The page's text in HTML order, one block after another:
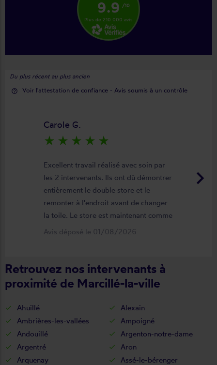
9.9 /10
Plus de 210 000 avis
Du plus récent au plus ancien
help_outline Voir l'attestation de confiance - Avis soumis à un contrôle
keyboard_arrow_right
Carole G.
star_rate star_rate star_rate star_rate star_rate
Excellent travail réalisé avec soin par
les 2 intervenants. Ils ont dû démontrer
entièrement le double store et le
remonter à l'endroit avant de changer
la toile. Le store est maintenant comme
neuf, parfaitement positionné et
Avis déposé le 01/08/2026
Retrouvez nos intervenants à
proximité de Marcillé-la-ville
Ahuillé
Alexain
Ambrières-les-vallées
Ampoigné
Andouillé
Argenton-notre-dame
Argentré
Aron
Arquenay
Assé-le-bérenger